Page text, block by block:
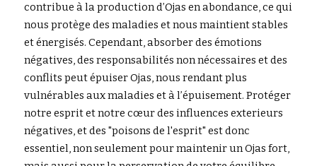
contribue à la production d’Ojas en abondance, ce qui
nous protège des maladies et nous maintient stables
et énergisés. Cependant, absorber des émotions
négatives, des responsabilités non nécessaires et des
conflits peut épuiser Ojas, nous rendant plus
vulnérables aux maladies et à l’épuisement. Protéger
notre esprit et notre cœur des influences exterieurs
négatives, et des "poisons de l'esprit" est donc
essentiel, non seulement pour maintenir un Ojas fort,